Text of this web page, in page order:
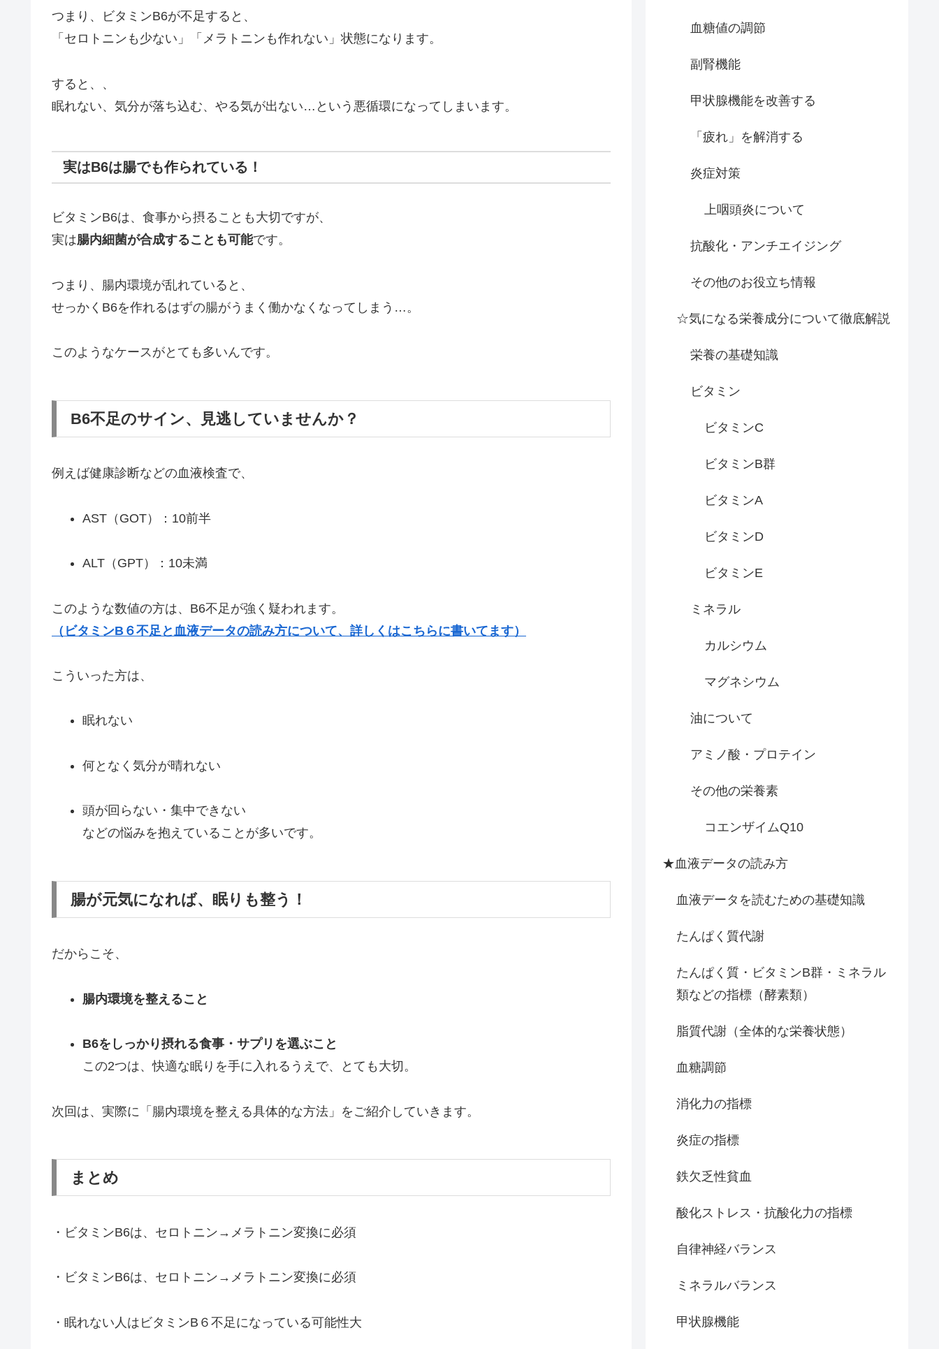
つまり、ビタミンB6が不足すると、
「セロトニンも少ない」「メラトニンも作れない」状態になります。
すると、、
眠れない、気分が落ち込む、やる気が出ない…という悪循環になってしまいます。
実はB6は腸でも作られている！
ビタミンB6は、食事から摂ることも大切ですが、
実は腸内細菌が合成することも可能です。
つまり、腸内環境が乱れていると、
せっかくB6を作れるはずの腸がうまく働かなくなってしまう…。
このようなケースがとても多いんです。
B6不足のサイン、見逃していませんか？
例えば健康診断などの血液検査で、
AST（GOT）：10前半
ALT（GPT）：10未満
このような数値の方は、B6不足が強く疑われます。
（ビタミンB６不足と血液データの読み方について、詳しくはこちらに書いてます）
こういった方は、
眠れない
何となく気分が晴れない
頭が回らない・集中できない
などの悩みを抱えていることが多いです。
腸が元気になれば、眠りも整う！
だからこそ、
腸内環境を整えること
B6をしっかり摂れる食事・サプリを選ぶこと
この2つは、快適な眠りを手に入れるうえで、とても大切。
次回は、実際に「腸内環境を整える具体的な方法」をご紹介していきます。
まとめ
・ビタミンB6は、セロトニン→メラトニン変換に必須
・ビタミンB6は、セロトニン→メラトニン変換に必須
・眠れない人はビタミンB６不足になっている可能性大
血糖値の調節
副腎機能
甲状腺機能を改善する
「疲れ」を解消する
炎症対策
上咽頭炎について
抗酸化・アンチエイジング
その他のお役立ち情報
☆気になる栄養成分について徹底解説
栄養の基礎知識
ビタミン
ビタミンC
ビタミンB群
ビタミンA
ビタミンD
ビタミンE
ミネラル
カルシウム
マグネシウム
油について
アミノ酸・プロテイン
その他の栄養素
コエンザイムQ10
★血液データの読み方
血液データを読むための基礎知識
たんぱく質代謝
たんぱく質・ビタミンB群・ミネラル
類などの指標（酵素類）
脂質代謝（全体的な栄養状態）
血糖調節
消化力の指標
炎症の指標
鉄欠乏性貧血
酸化ストレス・抗酸化力の指標
自律神経バランス
ミネラルバランス
甲状腺機能